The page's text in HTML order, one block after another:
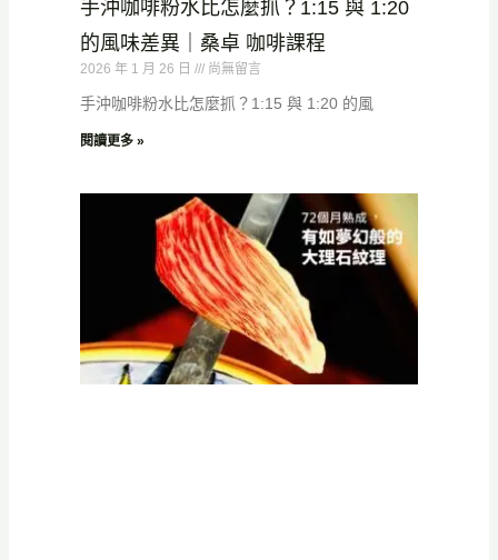
手沖咖啡粉水比怎麼抓？1:15 與 1:20
的風味差異｜桑卓 咖啡課程
2026 年 1 月 26 日 尚無留言
手沖咖啡粉水比怎麼抓？1:15 與 1:20 的風
閱讀更多 »